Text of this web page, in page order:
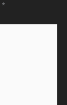
*